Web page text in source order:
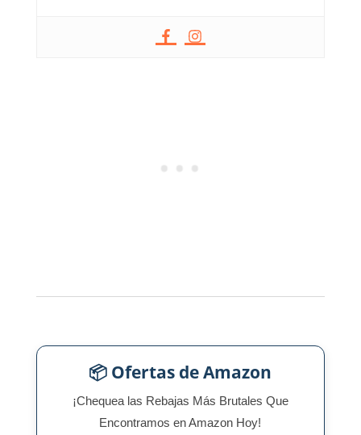
📦 Ofertas de Amazon
¡Chequea las Rebajas Más Brutales Que
Encontramos en Amazon Hoy!